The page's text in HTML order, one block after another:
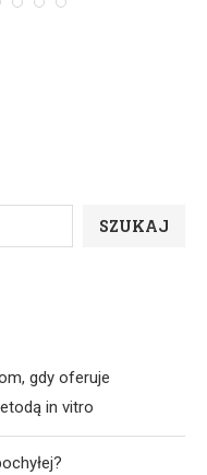
SZUKAJ
gdy oferuje
in vitro